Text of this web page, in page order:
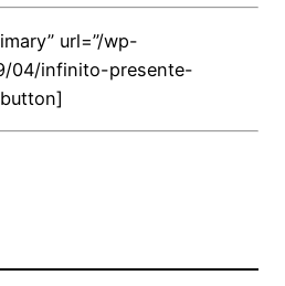
url=”/wp-
04/infinito-presente-